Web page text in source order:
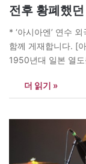
전후 황폐했
* ‘아시아엔’ 연수
함께 게재합니다. [
1950년대 일본 열도
함경남도 홍원군에
다 일본 부농의 양
더 읽기 »